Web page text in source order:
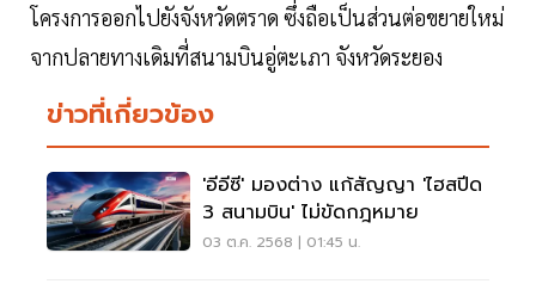
โครงการออกไปยังจังหวัดตราด ซึ่งถือเป็นส่วนต่อขยายใหม่
จากปลายทางเดิมที่สนามบินอู่ตะเภา จังหวัดระยอง
ข่าวที่เกี่ยวข้อง
'อีอีซี' มองต่าง แก้สัญญา 'ไฮสปีด
3 สนามบิน' ไม่ขัดกฎหมาย
03 ต.ค. 2568 | 01:45 น.